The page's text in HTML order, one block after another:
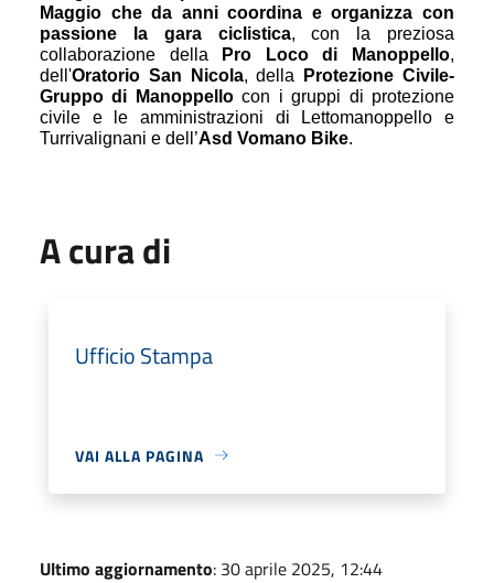
Maggio che da anni coordina e organizza con
passione la gara ciclistica, con la preziosa
collaborazione della
Pro Loco di Manoppello,
dell'Oratorio San Nicola, della
Protezione Civile-
Gruppo di Manoppellocon i gruppi di protezione
civile e le amministrazioni di Lettomanoppello e
Turrivalignani e dell’Asd Vomano Bike.
A cura di
Ufficio Stampa
VAI ALLA PAGINA
Ultimo aggiornamento: 30 aprile 2025, 12:44